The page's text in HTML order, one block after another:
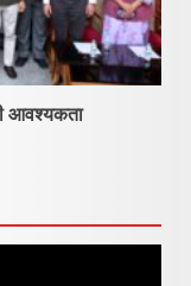
आवश्यकता